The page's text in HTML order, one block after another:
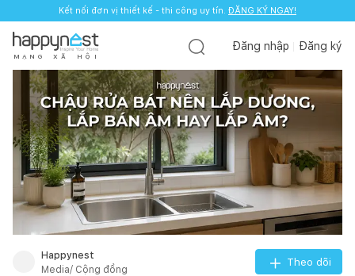
Kết nối đơn vị thiết kế - thi công uy tín. ĐĂNG KÝ NGAY!
M Ạ N G X Ã H Ộ I
Đăng nhập Đăng ký
Happynest
Media/ Cộng đồng
Theo dõi